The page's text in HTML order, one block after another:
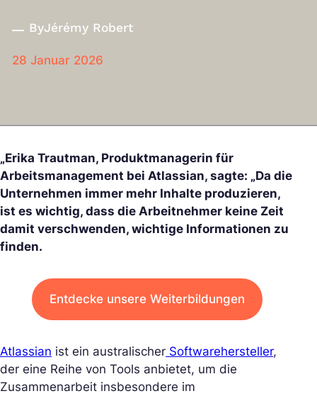
ByJérémy Robert
28 Januar 2026
„Erika Trautman, Produktmanagerin für
Arbeitsmanagement bei Atlassian, sagte: „Da die
Unternehmen immer mehr Inhalte produzieren,
ist es wichtig, dass die Arbeitnehmer keine Zeit
damit verschwenden, wichtige Informationen zu
finden.
Entdecke unsere Weiterbildungen
Atlassian ist ein australischer Softwarehersteller,
der eine Reihe von Tools anbietet, um die
Zusammenarbeit insbesondere im